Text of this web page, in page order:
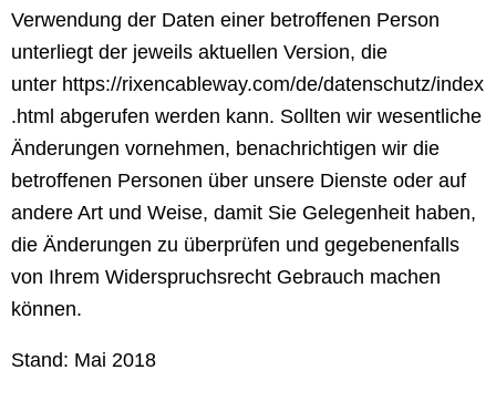
Verwendung der Daten einer betroffenen Person
unterliegt der jeweils aktuellen Version, die
unter https://rixencableway.com/de/datenschutz/index
.html abgerufen werden kann. Sollten wir wesentliche
Änderungen vornehmen, benachrichtigen wir die
betroffenen Personen über unsere Dienste oder auf
andere Art und Weise, damit Sie Gelegenheit haben,
die Änderungen zu überprüfen und gegebenenfalls
von Ihrem Widerspruchsrecht Gebrauch machen
können.
Stand: Mai 2018